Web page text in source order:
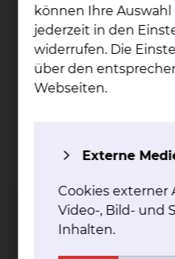
Servicerunden
Mitarbeiterinnen
Serviceteams
Snacks und
Sharemagazines
Smartphone, Pad
nutzen
können Ihre
jederzeit in den
widerrufen. Die
über den
Webseiten.
Externe
Cookies externer
Video-, Bild- und
Inhalten.